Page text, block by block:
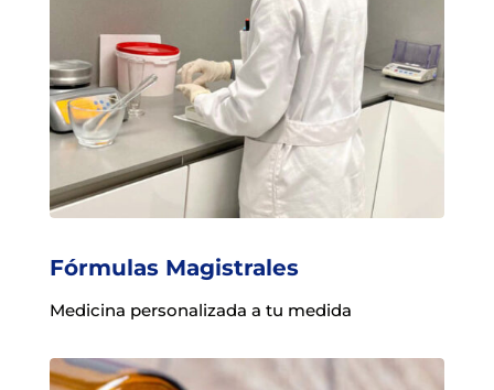
Fórmulas Magistrales
Medicina personalizada a tu medida